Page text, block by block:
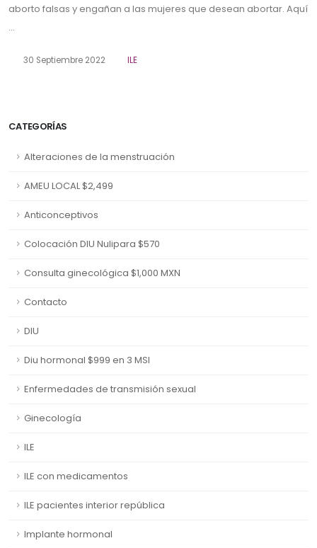
CATEGORÍAS
Alteraciones de la menstruación
AMEU LOCAL $2,499
Anticonceptivos
Colocación DIU Nulipara $570
Consulta ginecológica $1,000 MXN
Contacto
DIU
Diu hormonal $999 en 3 MSI
Enfermedades de transmisión sexual
Ginecología
ILE
ILE con medicamentos
ILE pacientes interior república
Implante hormonal
aborto falsas y engañan a las mujeres que desean abortar. Aquí
...
30 Septiembre 2022 ILE